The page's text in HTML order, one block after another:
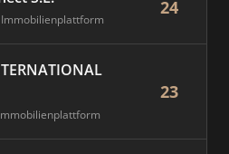
Immobilienplattform
24
23